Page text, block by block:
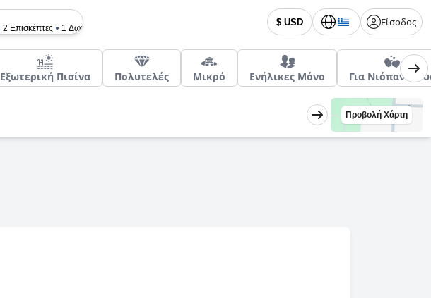
$ USD Είσοδος
2 Επισκέπτες 1 Δωμάτιο
Εξωτερική Πισίνα Πολυτελές Μικρό Ενήλικες Μόνο Για
Προβολή Χάρτη